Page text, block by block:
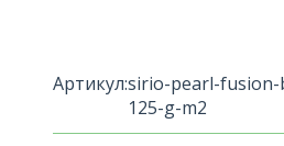
Артикул:sirio-pearl-
125-g-m2